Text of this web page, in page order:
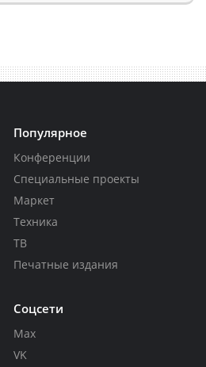
Популярное
Конференции
Специальные проекты
Маркет
Техника
ТВ
Печатные издания
Соцсети
Max
VK